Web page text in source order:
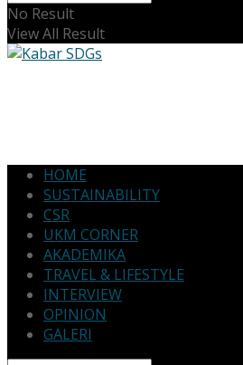
No Result
View All Result
HOME
SUSTAINABILITY
CSR
UKM CORNER
AKADEMIKA
TRAVEL & LIFESTYLE
INTERVIEW
OPINION
GALERI